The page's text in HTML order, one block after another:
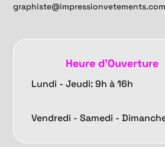
graphiste@impressionvetements.com
Heure d'Ouverture
Lundi - Jeudi: 9h à 16h
Vendredi -Samedi -